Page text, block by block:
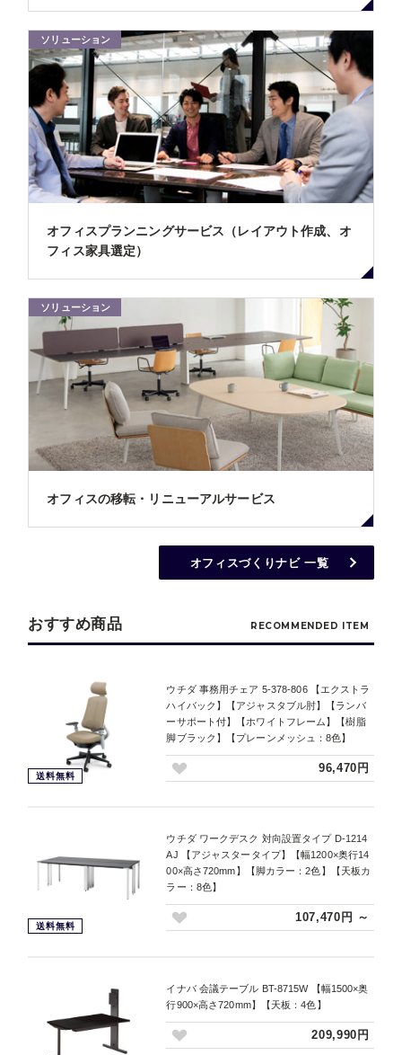
ソリューション
オフィスプランニングサービス（レイアウト作成、オ
フィス家具選定）
ソリューション
オフィスの移転・リニューアルサービス
オフィスづくりナビ 一覧
おすすめ商品 RECOMMENDED ITEM
送料無料
ウチダ 事務用チェア 5-378-806 【エクストラ
ハイバック】【アジャスタブル肘】【ランバ
ーサポート付】【ホワイトフレーム】【樹脂
脚ブラック】【プレーンメッシュ：8色】
96,470円
送料無料
ウチダ ワークデスク 対向設置タイプ D-1214
AJ 【アジャスタータイプ】【幅1200×奥行14
00×高さ720mm】【脚カラー：2色】【天板カ
ラー：8色】
107,470円 ～
イナバ 会議テーブル BT-8715W 【幅1500×奥
行900×高さ720mm】【天板：4色】
209,990円